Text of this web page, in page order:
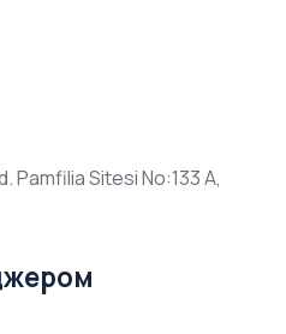
Pamfilia Sitesi No:133 A,